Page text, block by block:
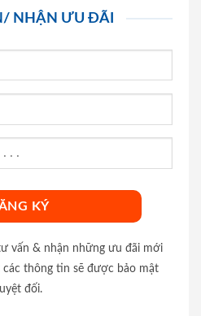
NHẬN ƯU ĐÃI
vấn & nhận những ưu đãi mới
các thông tin sẽ được bảo mật
đối.